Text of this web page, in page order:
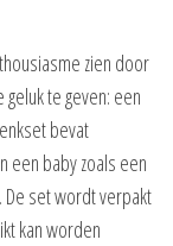
zien door
te geven: een
bevat
een baby zoals een
set wordt verpakt
kan worden